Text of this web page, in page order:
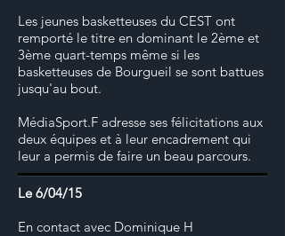
Le 6/04/15
En contact avec Dominique H
Les jeunes basketteuses du CEST ont
remporté le titre en dominant le 2ème et
3ème quart-temps même si les
basketteuses de Bourgueil se sont battues
jusqu'au bout.
MédiaSport.F adresse ses félicitations aux
deux équipes et à leur encadrement qui
leur a permis de faire un beau parcours.